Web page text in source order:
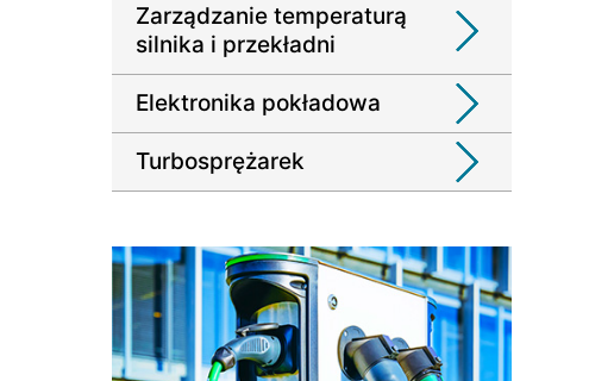
Zarządzanie temperaturą
silnika i przekładni
Elektronika pokładowa
Turbosprężarek